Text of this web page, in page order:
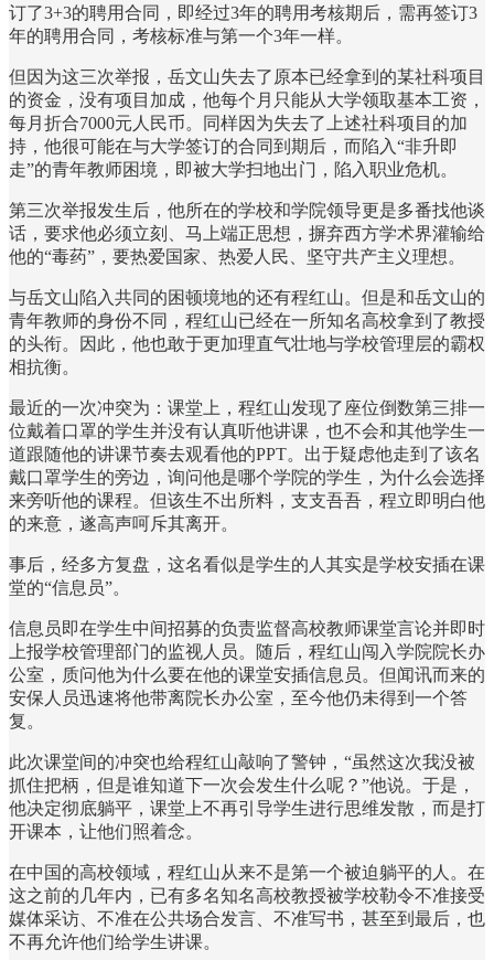
订了3+3的聘用合同，即经过3年的聘用考核期后，需再签订3
年的聘用合同，考核标准与第一个3年一样。
但因为这三次举报，岳文山失去了原本已经拿到的某社科项目
的资金，没有项目加成，他每个月只能从大学领取基本工资，
每月折合7000元人民币。同样因为失去了上述社科项目的加
持，他很可能在与大学签订的合同到期后，而陷入“非升即
走”的青年教师困境，即被大学扫地出门，陷入职业危机。
第三次举报发生后，他所在的学校和学院领导更是多番找他谈
话，要求他必须立刻、马上端正思想，摒弃西方学术界灌输给
他的“毒药”，要热爱国家、热爱人民、坚守共产主义理想。
与岳文山陷入共同的困顿境地的还有程红山。但是和岳文山的
青年教师的身份不同，程红山已经在一所知名高校拿到了教授
的头衔。因此，他也敢于更加理直气壮地与学校管理层的霸权
相抗衡。
最近的一次冲突为：课堂上，程红山发现了座位倒数第三排一
位戴着口罩的学生并没有认真听他讲课，也不会和其他学生一
道跟随他的讲课节奏去观看他的PPT。出于疑虑他走到了该名
戴口罩学生的旁边，询问他是哪个学院的学生，为什么会选择
来旁听他的课程。但该生不出所料，支支吾吾，程立即明白他
的来意，遂高声呵斥其离开。
事后，经多方复盘，这名看似是学生的人其实是学校安插在课
堂的“信息员”。
信息员即在学生中间招募的负责监督高校教师课堂言论并即时
上报学校管理部门的监视人员。随后，程红山闯入学院院长办
公室，质问他为什么要在他的课堂安插信息员。但闻讯而来的
安保人员迅速将他带离院长办公室，至今他仍未得到一个答
复。
此次课堂间的冲突也给程红山敲响了警钟，“虽然这次我没被
抓住把柄，但是谁知道下一次会发生什么呢？”他说。于是，
他决定彻底躺平，课堂上不再引导学生进行思维发散，而是打
开课本，让他们照着念。
在中国的高校领域，程红山从来不是第一个被迫躺平的人。在
这之前的几年内，已有多名知名高校教授被学校勒令不准接受
媒体采访、不准在公共场合发言、不准写书，甚至到最后，也
不再允许他们给学生讲课。